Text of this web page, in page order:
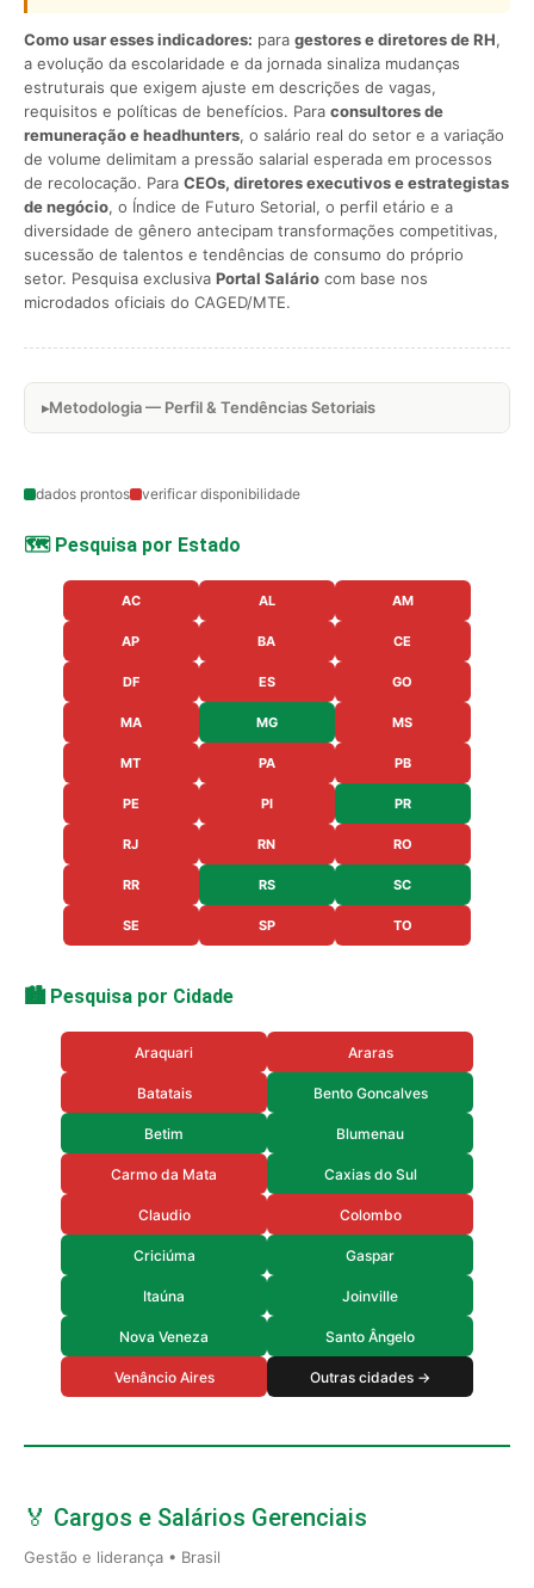
Como usar esses indicadores: para gestores e diretores de RH,
a evolução da escolaridade e da jornada sinaliza mudanças
estruturais que exigem ajuste em descrições de vagas,
requisitos e políticas de benefícios. Para consultores de
remuneração e headhunters, o salário real do setor e a variação
de volume delimitam a pressão salarial esperada em processos
de recolocação. Para CEOs, diretores executivos e estrategistas
de negócio, o Índice de Futuro Setorial, o perfil etário e a
diversidade de gênero antecipam transformações competitivas,
sucessão de talentos e tendências de consumo do próprio
setor. Pesquisa exclusiva Portal Salário com base nos
microdados oficiais do CAGED/MTE.
Metodologia — Perfil & Tendências Setoriais
dados prontos verificar disponibilidade
🗺️ Pesquisa por Estado
AC AL AM
AP BA CE
DF ES GO
MA MG MS
MT PA PB
PE PI PR
RJ RN RO
RR RS SC
SE SP TO
🏙️ Pesquisa por Cidade
Araquari Araras
Batatais Bento Goncalves
Betim Blumenau
Carmo da Mata Caxias do Sul
Claudio Colombo
Criciúma Gaspar
Itaúna Joinville
Nova Veneza Santo Ângelo
Venâncio Aires Outras cidades →
🏅 Cargos e Salários Gerenciais
Gestão e liderança • Brasil